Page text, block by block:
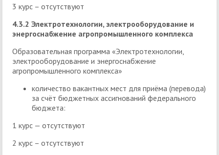
3 курс – отсутствуют
4.3.2 Электротехнологии, электрооборудование и
энергоснабжение агропромышленного комплекса
Образовательная программа «Электротехнологии,
электрооборудование и энергоснабжение
агропромышленного комплекса»
количество вакантных мест для приёма (перевода)
за счёт бюджетных ассигнований федерального
бюджета:
1 курс — отсутствуют
2 курс – отсутствуют